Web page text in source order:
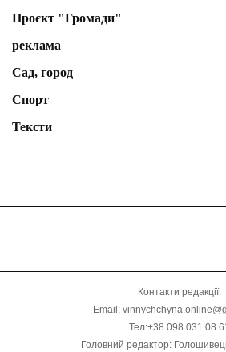
Проєкт "Громади"
реклама
Сад, город
Спорт
Тексти
Контакти редакції:
Email:
Тел:+38 098 031 08
Головний редактор: